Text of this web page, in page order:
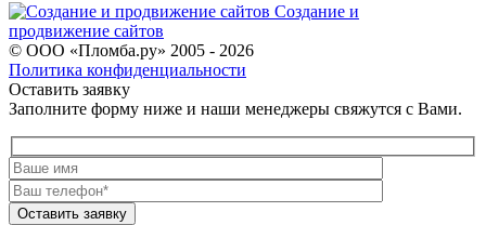
Создание и
продвижение сайтов
© ООО «Пломба.ру» 2005 - 2026
Политика конфиденциальности
Оставить заявку
Заполните форму ниже и наши менеджеры свяжутся с Вами.
Оставить заявку